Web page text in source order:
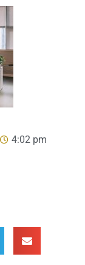
4:02 pm